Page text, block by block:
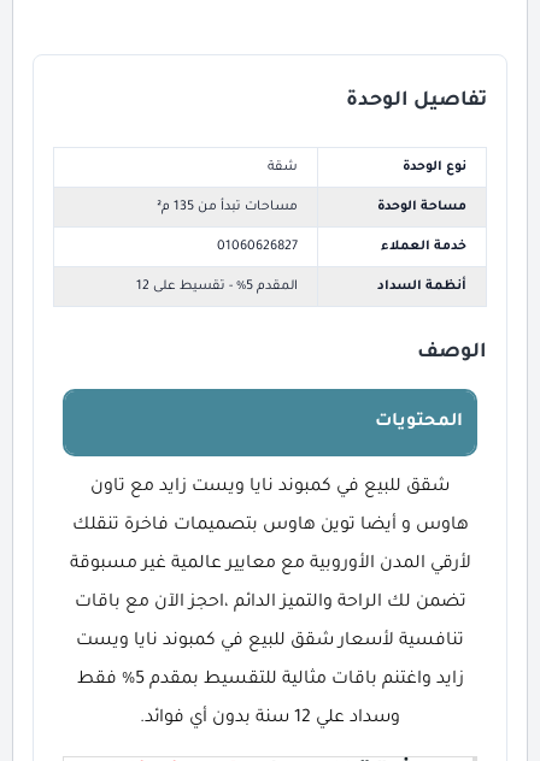
تفاصيل الوحدة
نوع الوحدة شقة
مساحة الوحدة مساحات تبدأ من 135 م²
خدمة العملاء 01060626827
أنظمة السداد المقدم 5% - تقسيط على 12
الوصف
المحتويات
شقق للبيع في كمبوند نايا ويست زايد مع تاون
هاوس و أيضا توين هاوس بتصميمات فاخرة تنقلك
لأرقي المدن الأوروبية مع معايير عالمية غير مسبوقة
تضمن لك الراحة والتميز الدائم ،احجز الآن مع باقات
تنافسية لأسعار شقق للبيع في كمبوند نايا ويست
زايد واغتنم باقات مثالية للتقسيط بمقدم 5% فقط
وسداد علي 12 سنة بدون أي فوائد.